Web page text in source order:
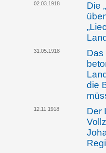
02.03.1918
Die
31.05.1918
Das
die
12.11.1918
Der